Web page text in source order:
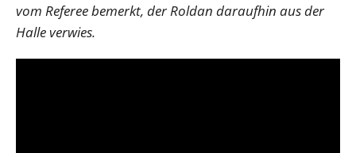
vom Referee bemerkt, der Roldan daraufhin aus der
Halle verwies.